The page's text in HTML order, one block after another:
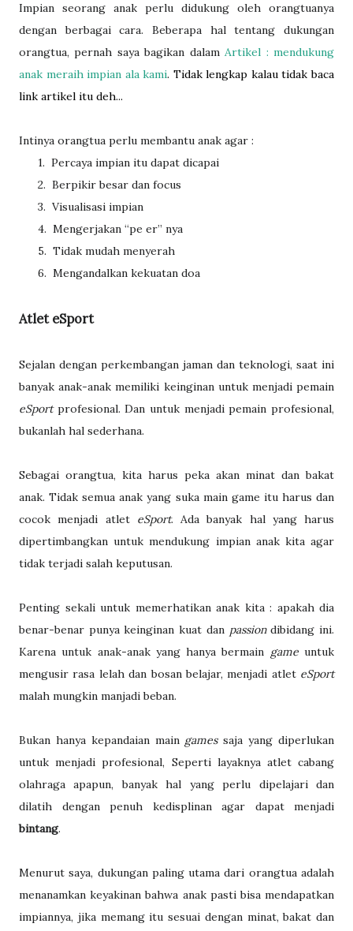
Impian seorang anak perlu didukung oleh orangtuanya
dengan berbagai cara. Beberapa hal tentang dukungan
orangtua, pernah saya bagikan dalamArtikel : mendukung
anak meraih impian ala kami. Tidak lengkap kalau tidak baca
link artikel itu deh...
Intinya orangtua perlu membantu anak agar :
1. Percaya impian itu dapat dicapai
2. Berpikir besar dan focus
3. Visualisasi impian
4. Mengerjakan “pe er” nya
5. Tidak mudah menyerah
6. Mengandalkan kekuatan doa
Atlet eSport
Sejalan dengan perkembangan jaman dan teknologi, saat ini
banyak anak-anak memiliki keinginan untuk menjadi pemain
eSportprofesional. Dan untuk menjadi pemain profesional,
bukanlah hal sederhana.
Sebagai orangtua, kita harus peka akan minat dan bakat
anak. Tidak semua anak yang suka main game itu harus dan
cocok menjadi atlet eSport. Ada banyak hal yang harus
dipertimbangkan untuk mendukung impian anak kita agar
tidak terjadi salah keputusan.
Penting sekali untuk memerhatikan anak kita : apakah dia
benar-benar punya keinginan kuat dan passiondibidang ini.
Karena untuk anak-anak yang hanya bermain gameuntuk
mengusir rasa lelah dan bosan belajar, menjadi atlet eSport
malah mungkin manjadi beban.
Bukan hanya kepandaian main gamessaja yang diperlukan
untuk menjadi profesional, Seperti layaknya atlet cabang
olahraga apapun, banyak hal yang perlu dipelajari dan
dilatih dengan penuh kedisplinan agar dapat menjadi
bintang.
Menurut saya, dukungan paling utama dari orangtua adalah
menanamkan keyakinan bahwa anak pasti bisa mendapatkan
impiannya, jika memang itu sesuai dengan minat, bakat dan